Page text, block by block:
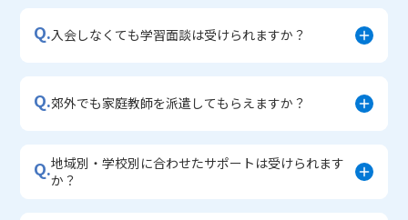
・学習習慣定着コース
Q.入会しなくても学習面談は受けられますか？
Q.郊外でも家庭教師を派遣してもらえますか？
Q.地域別・学校別に合わせたサポートは受けられます
か？